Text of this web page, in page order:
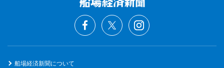
船場経済新聞について